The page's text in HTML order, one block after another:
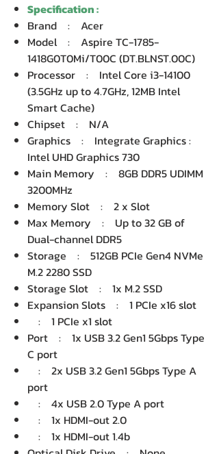
Specification :
Brand : Acer
Model : Aspire TC-1785-
1418G0T0Mi/T00C (DT.BLNST.00C)
Processor : Intel Core i3-14100
(3.5GHz up to 4.7GHz, 12MB Intel
Smart Cache)
Chipset : N/A
Graphics : Integrate Graphics :
Intel UHD Graphics 730
Main Memory : 8GB DDR5 UDIMM
3200MHz
Memory Slot : 2 x Slot
Max Memory : Up to 32 GB of
Dual-channel DDR5
Storage : 512GB PCIe Gen4 NVMe
M.2 2280 SSD
Storage Slot : 1x M.2 SSD
Expansion Slots : 1 PCIe x16 slot
: 1 PCIe x1 slot
Port : 1x USB 3.2 Gen1 5Gbps Type
C port
: 2x USB 3.2 Gen1 5Gbps Type A
port
: 4x USB 2.0 Type A port
: 1x HDMI-out 2.0
: 1x HDMI-out 1.4b